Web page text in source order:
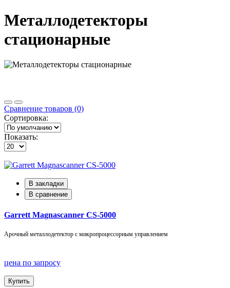
Металлодетекторы
стационарные
Сравнение товаров (0)
Сортировка:
Показать:
В закладки
В сравнение
Garrett Magnascanner CS-5000
Арочный металлодетектор с микропроцессорным управлением
цена по запросу
Купить